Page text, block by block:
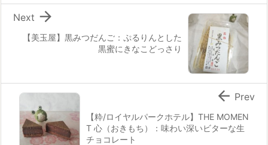
【美玉屋】黒みつだんご：ぷるりんとした
黒蜜にきなこどっさり

Next
【粋/ロイヤルパークホテル】THE MOMEN
T 心（おきもち）：味わい深いビターな生
チョコレート
 Prev